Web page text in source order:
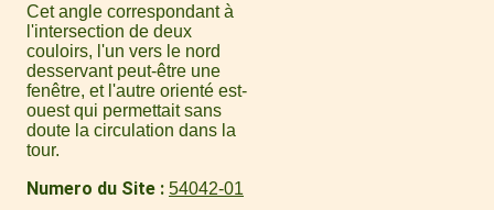
Cet angle correspondant à
l'intersection de deux
couloirs, l'un vers le nord
desservant peut-être une
fenêtre, et l'autre orienté est-
ouest qui permettait sans
doute la circulation dans la
tour.
Numero du Site 54042-01